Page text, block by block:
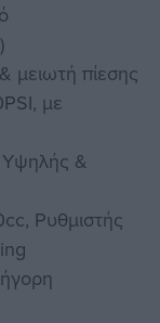
μειωτή πίεσης
με
&
Ρυθμιστής